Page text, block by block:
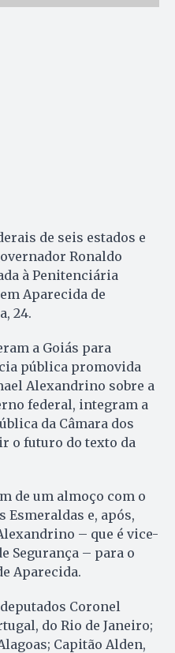
de seis estados e
Ronaldo
à Penitenciária
Aparecida de
24.
a Goiás para
pública promovida
Alexandrino sobre a
federal, integram a
da Câmara dos
o futuro do texto da
de um almoço com o
Esmeraldas e, após,
– que é vice-
Segurança – para o
Aparecida.
Coronel
do Rio de Janeiro;
Capitão Alden,